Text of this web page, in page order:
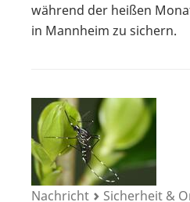
während der heißen
in Mannheim zu sichern.
Nachricht Sicherheit &